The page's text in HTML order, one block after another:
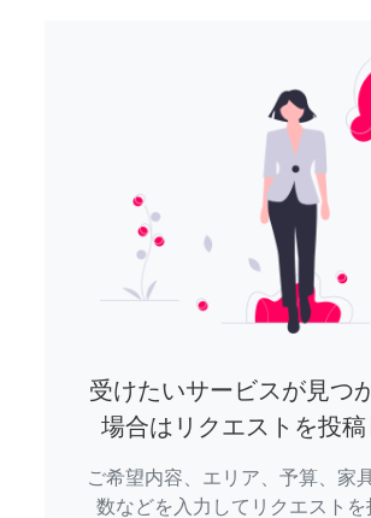
受けたいサービスが見つ
場合はリクエストを投稿
ご希望内容、エリア、予算、家
数などを入力してリクエストを